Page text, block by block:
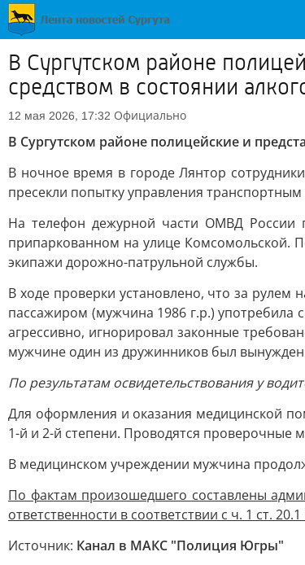
В Сургутском районе
средством в состоянии
12 мая 2026, 17:32 Официально
В Сургутском районе полицейские и
В ночное время в городе Лянтор
пресекли попытку управления
На телефон дежурной части ОМВД России
припаркованном на улице Комсомольской.
экипажи дорожно-патрульной службы.
В ходе проверки установлено, что за рулем
пассажиром (мужчина 1986 г.р.)
агрессивно, игнорировал законные
мужчине один из дружинников был
По результатам освидетельствования у
Для оформления и оказания медицинской
1-й и 2-й степени. Проводятся проверочные
В медицинском учреждении мужчина
По фактам произошедшего составлены
ответственности в соответствии с ч. 1 ст.
Источник: Канал в МАКС "Полиция Югры"